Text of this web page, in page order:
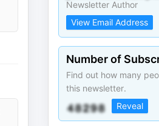
Newsletter Author
View Email Address
Number of
Find out how many
this newsletter.
Reveal